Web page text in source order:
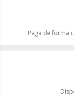
Paga de forma